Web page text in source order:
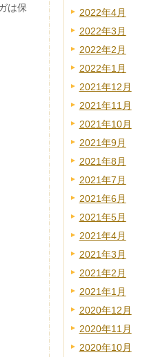
は保
2022年4月
2022年3月
2022年2月
2022年1月
2021年12月
2021年11月
2021年10月
2021年9月
2021年8月
2021年7月
2021年6月
2021年5月
2021年4月
2021年3月
2021年2月
2021年1月
2020年12月
2020年11月
2020年10月